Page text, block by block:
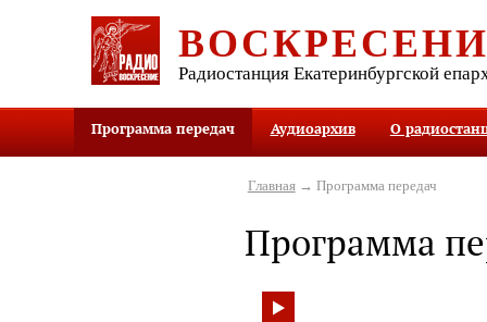
Радиостанция Екатеринбургской
Программа передач Аудиоархив О
Главная→ Программа передач
Программа